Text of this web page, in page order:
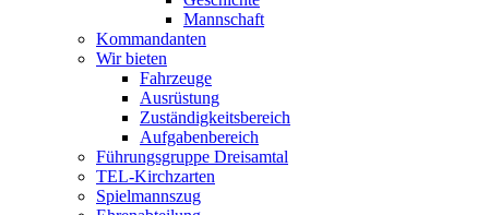
Mannschaft
Kommandanten
Wir bieten
Fahrzeuge
Ausrüstung
Zuständigkeitsbereich
Aufgabenbereich
Führungsgruppe Dreisamtal
TEL-Kirchzarten
Spielmannszug